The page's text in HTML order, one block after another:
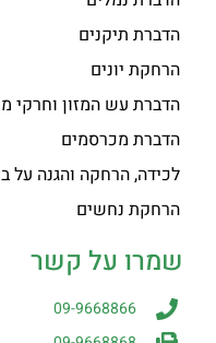
הדברת תיקנים
הרחקת יונים
הדברת עש המזון וחרקי
הדברת מכרסמים
לכידה, הרחקה והגנה על
הרחקת נחשים
שמרו על קשר
09-9668866